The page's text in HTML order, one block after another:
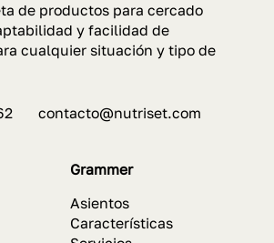
de productos para cercado
y facilidad de
cualquier situación y tipo de
62 contacto@nutriset.com
Grammer
Asientos
Características